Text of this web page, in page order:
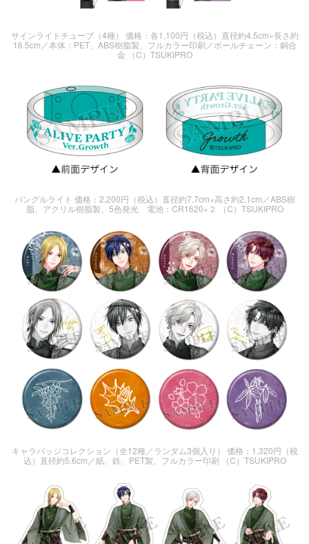
サインライトチューブ（4種） 価格：各1,100円（税込）直径約4.5cm×長さ約
16.5cm／本体：PET、ABS樹脂製、フルカラー印刷／ボールチェーン：銅合
金 （C）TSUKIPRO
バングルライト 価格：2,200円（税込）直径約7.7cm×高さ約2.1cm／ABS樹
脂、アクリル樹脂製、5色発光 電池：CR1620×２ （C）TSUKIPRO
キャラバッジコレクション（全12種／ランダム3個入り） 価格：1,320円（税
込）直径約5.6cm／紙、鉄、PET製、フルカラー印刷 （C）TSUKIPRO